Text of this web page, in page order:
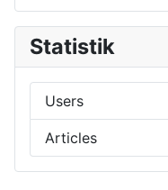
Statistik
Users
Articles